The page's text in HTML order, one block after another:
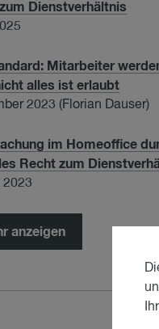
Dienstverhältnis
Mitarbeiter
alles ist erlaubt
2023 (Florian Dauser)
im Ho­me­of­fice
Recht zum
2023
anzeigen